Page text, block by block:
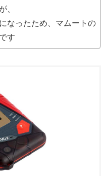
、
なったため、マムートの
す